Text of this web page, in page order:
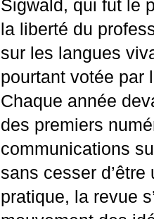
Sigwald, qui fut le
la liberté du
sur les langues
pourtant votée par
Chaque année
des premiers
communications
sans cesser
pratique, la revue